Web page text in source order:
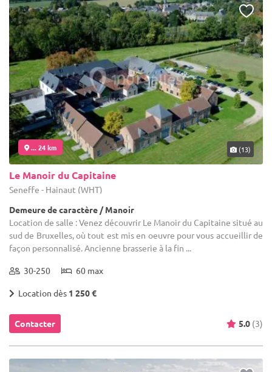
... 24 km (13)
Le Manoir du Capitaine
Seneffe - Hainaut (WHT)
Demeure de caractère / Manoir
Location de salle : Venez découvrir Le Manoir du Capitaine situé au
sud de Bruxelles, où tout est mis en oeuvre pour vous accueillir de
façon personnalisé. Ancienne brasserie à la fin ...
30-250 60 max
Location dès 1 250 €
Contacter 5.0 (3)